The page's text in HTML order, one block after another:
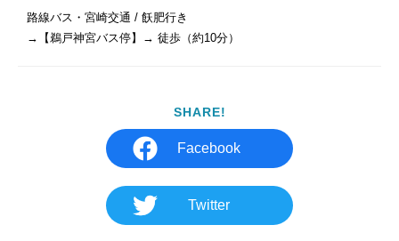
路線バス・宮崎交通 / 飫肥行き
→【鵜戸神宮バス停】→ 徒歩（約10分）
SHARE!
Facebook
Twitter